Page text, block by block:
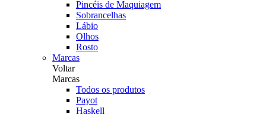
Pincéis de Maquiagem
Sobrancelhas
Lábio
Olhos
Rosto
Marcas
Voltar
Marcas
Todos os produtos
Payot
Haskell